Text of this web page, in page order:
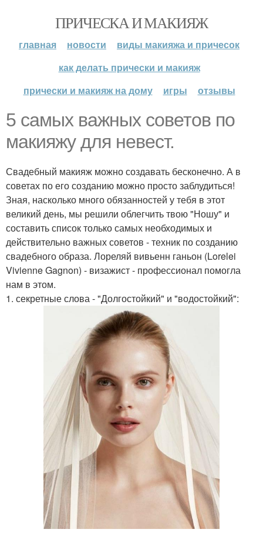
ПРИЧЕСКА И МАКИЯЖ
главная новости
виды макияжа и причесок
как делать прически и макияж
прически и макияж на дому
игры отзывы
5 самых важных советов по
макияжу для невест.
Свадебный макияж можно создавать бесконечно. А в
советах по его созданию можно просто заблудиться!
Зная, насколько много обязанностей у тебя в этот
великий день, мы решили облегчить твою "Ношу" и
составить список только самых необходимых и
действительно важных советов - техник по созданию
свадебного образа. Лореляй вивьенн ганьон (Lorelei
Vivienne Gagnon) - визажист - профессионал помогла
нам в этом.
1. секретные слова - "Долгостойкий" и "водостойкий":